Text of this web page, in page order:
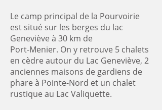
Le camp principal de la Pourvoirie
est situé sur les berges du lac
Geneviève à 30 km de
Port-Menier. On y retrouve 5 chalets
en cèdre autour du Lac Geneviève, 2
anciennes maisons de gardiens de
phare à Pointe-Nord et un chalet
rustique au Lac Valiquette.